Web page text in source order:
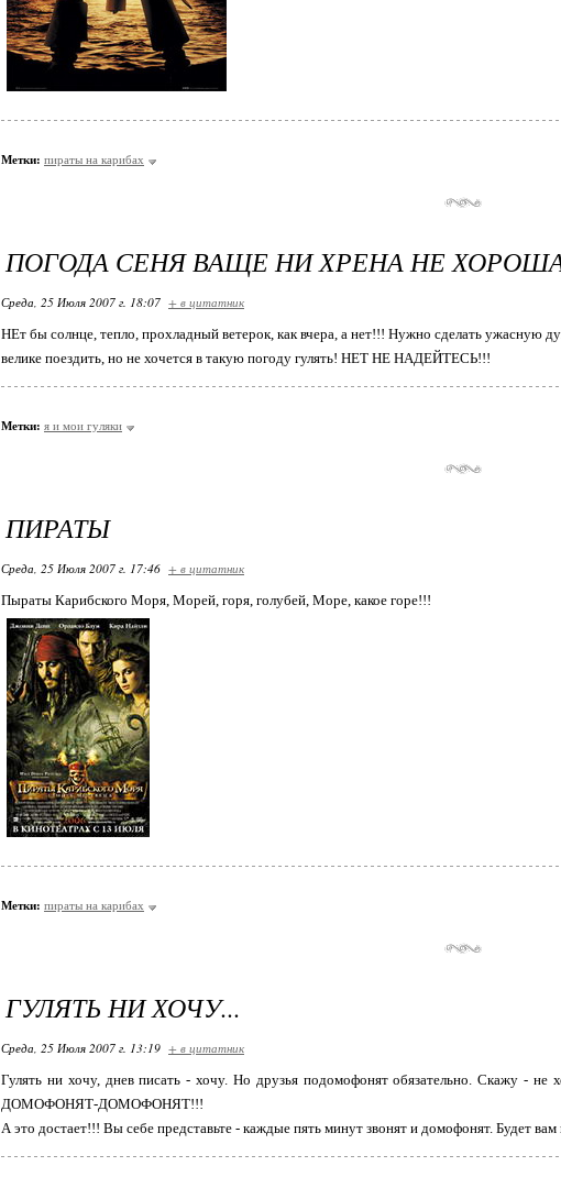
Метки: пираты на карибах
ПОГОДА СЕНЯ ВАЩЕ НИ ХРЕНА НЕ
Среда, 25 Июля 2007 г. 18:07 + в цитатник
НЕт бы солнце, тепло, прохладный ветерок, как вчера, а нет!!! Нужно сделать ужасную
велике поездить, но не хочется в такую погоду гулять! НЕТ НЕ НАДЕЙТЕСЬ!!!
Метки: я и мои гуляки
ПИРАТЫ
Среда, 25 Июля 2007 г. 17:46 + в цитатник
Пыраты Карибского Моря, Морей, горя, голубей, Море, какое горе!!!
Метки: пираты на карибах
ГУЛЯТЬ НИ ХОЧУ...
Среда, 25 Июля 2007 г. 13:19 + в цитатник
Гулять ни хочу, днев писать - хочу. Но друзья подомофонят обязательно. Скажу -
ДОМОФОНЯТ-ДОМОФОНЯТ!!!
А это достает!!! Вы себе представьте - каждые пять минут звонят и домофонят. Будет вам